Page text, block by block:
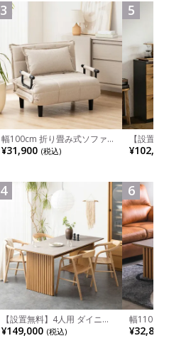
3
幅100cm 折り畳み式ソファ
ベッド コンパクト リクライ
ニング カウチスタイル 省ス
¥31,900 (税込)
4
【設置無料】4人用 ダイニン
グテーブルセット 5点 LUGA
セラミックテーブル おしゃれ
¥149,000 (税込)
5
【設置
チンカウ
板 引き出
れ ウッデ
ル グレー
6
幅110cm
木目調 リ
付き 長方
¥32,800